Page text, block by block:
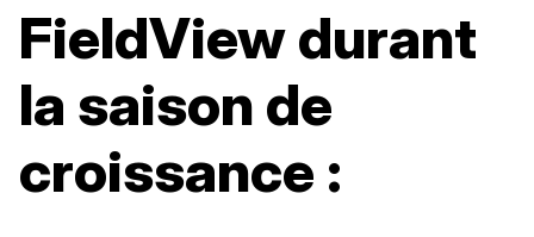
FieldView durant
la saison de
croissance :